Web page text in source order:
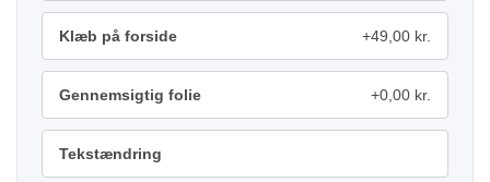
Klæb på forside +49,00 kr.
Gennemsigtig folie +0,00 kr.
Tekstændring